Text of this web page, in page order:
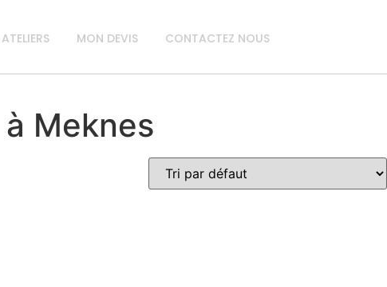
MON DEVIS CONTACTEZ NOUS
Meknes